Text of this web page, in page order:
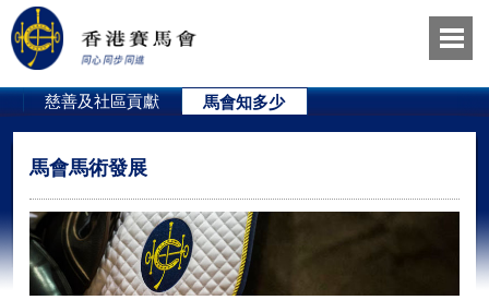
慈善及社區貢獻 馬會知多少
馬會馬術發展